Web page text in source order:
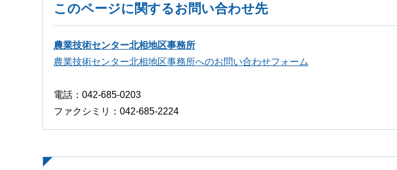
このページに関するお問い合わせ先
農業技術センター北相地区事務所
農業技術センター北相地区事務所へのお問い合わせフォーム
電話：042-685-0203
ファクシミリ：042-685-2224